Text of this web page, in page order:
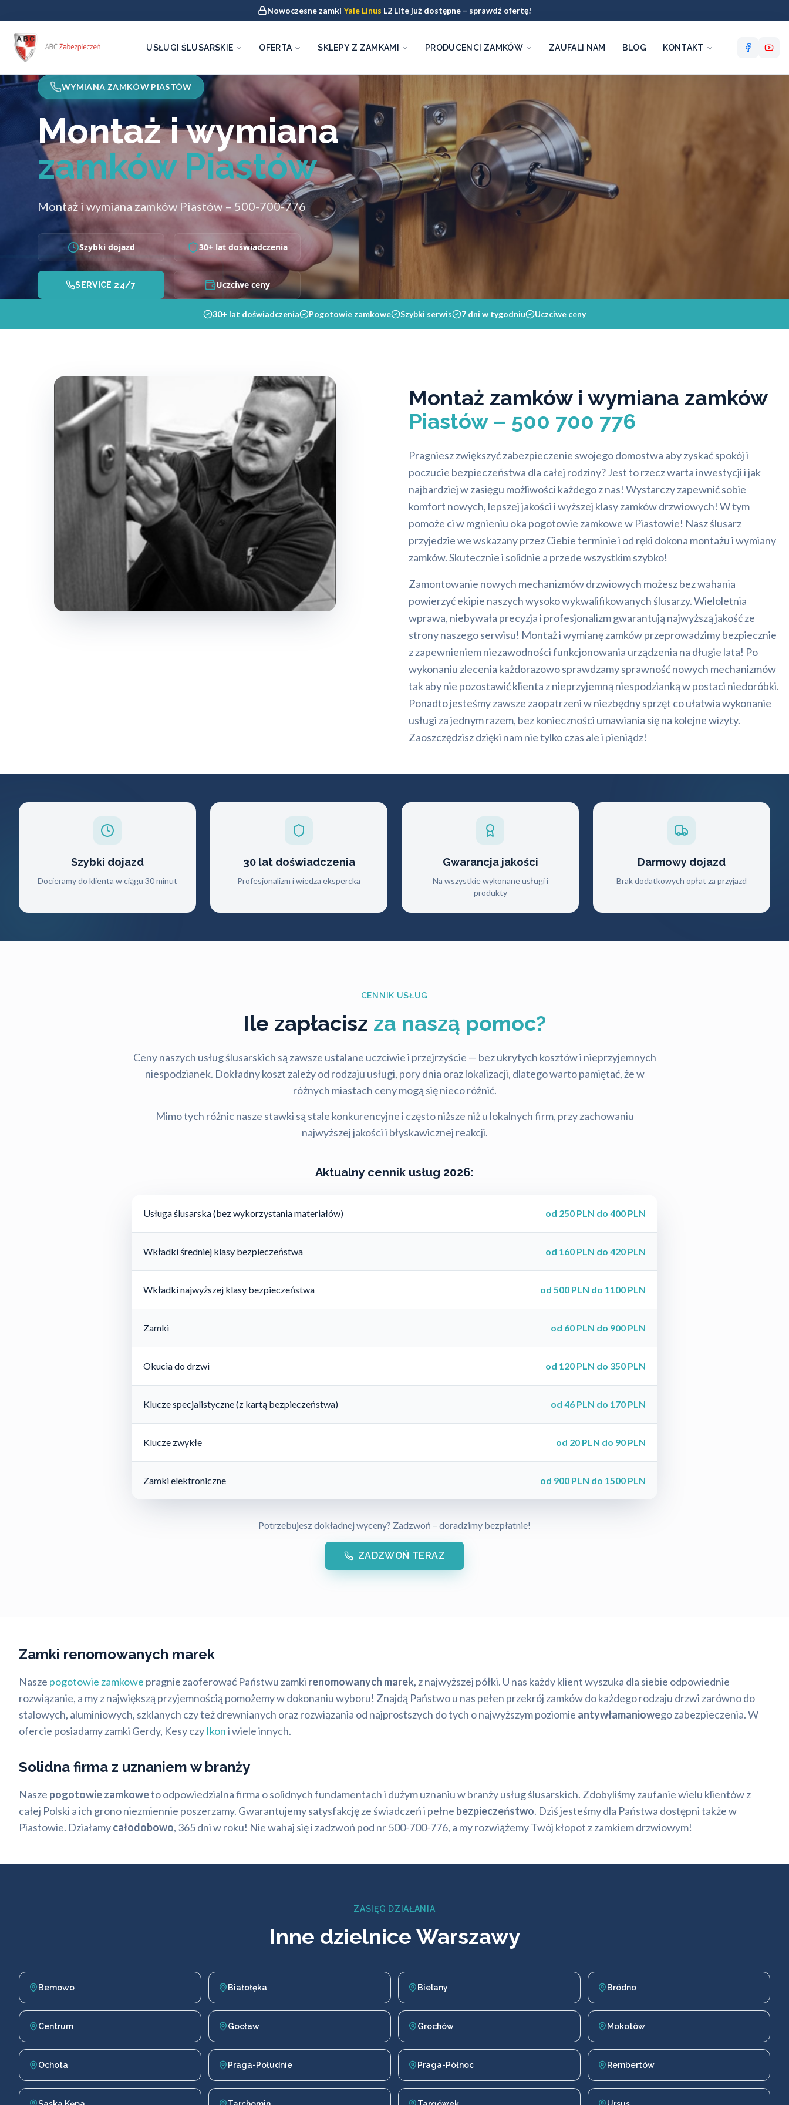
Nowoczesne zamki Yale Linus L2 Lite już dostępne – sprawdź ofertę!
USŁUGI ŚLUSARSKIE OFERTA SKLEPY Z ZAMKAMI PRODUCENCI ZAMKÓW ZAUFALI NAM BLOG KONTAKT
WYMIANA ZAMKÓW PIASTÓW
Montaż i wymiana
zamków Piastów
Montaż i wymiana zamków Piastów – 500-700-776
Szybki dojazd 30+ lat doświadczenia
SERVICE 24/7 Uczciwe ceny
30+ lat doświadczenia Pogotowie zamkowe Szybki serwis 7 dni w tygodniu Uczciwe ceny
Montaż zamków i wymiana zamków
Piastów – 500 700 776
Pragniesz zwiększyć zabezpieczenie swojego domostwa aby zyskać spokój i
poczucie bezpieczeństwa dla całej rodziny? Jest to rzecz warta inwestycji i jak
najbardziej w zasięgu możliwości każdego z nas! Wystarczy zapewnić sobie
komfort nowych, lepszej jakości i wyższej klasy zamków drzwiowych! W tym
pomoże ci w mgnieniu oka pogotowie zamkowe w Piastowie! Nasz ślusarz
przyjedzie we wskazany przez Ciebie terminie i od ręki dokona montażu i wymiany
zamków. Skutecznie i solidnie a przede wszystkim szybko!
Zamontowanie nowych mechanizmów drzwiowych możesz bez wahania
powierzyć ekipie naszych wysoko wykwalifikowanych ślusarzy. Wieloletnia
wprawa, niebywała precyzja i profesjonalizm gwarantują najwyższą jakość ze
strony naszego serwisu! Montaż i wymianę zamków przeprowadzimy bezpiecznie
z zapewnieniem niezawodności funkcjonowania urządzenia na długie lata! Po
wykonaniu zlecenia każdorazowo sprawdzamy sprawność nowych mechanizmów
tak aby nie pozostawić klienta z nieprzyjemną niespodzianką w postaci niedoróbki.
Ponadto jesteśmy zawsze zaopatrzeni w niezbędny sprzęt co ułatwia wykonanie
usługi za jednym razem, bez konieczności umawiania się na kolejne wizyty.
Zaoszczędzisz dzięki nam nie tylko czas ale i pieniądz!
Szybki dojazd
Docieramy do klienta w ciągu 30 minut
30 lat doświadczenia
Profesjonalizm i wiedza ekspercka
Gwarancja jakości
Na wszystkie wykonane usługi i
produkty
Darmowy dojazd
Brak dodatkowych opłat za przyjazd
CENNIK USŁUG
Ile zapłacisz za naszą pomoc?
Ceny naszych usług ślusarskich są zawsze ustalane uczciwie i przejrzyście — bez ukrytych kosztów i nieprzyjemnych
niespodzianek. Dokładny koszt zależy od rodzaju usługi, pory dnia oraz lokalizacji, dlatego warto pamiętać, że w
różnych miastach ceny mogą się nieco różnić.
Mimo tych różnic nasze stawki są stale konkurencyjne i często niższe niż u lokalnych firm, przy zachowaniu
najwyższej jakości i błyskawicznej reakcji.
Aktualny cennik usług 2026:
Usługa ślusarska (bez wykorzystania materiałów) od 250 PLN do 400 PLN
Wkładki średniej klasy bezpieczeństwa od 160 PLN do 420 PLN
Wkładki najwyższej klasy bezpieczeństwa od 500 PLN do 1100 PLN
Zamki od 60 PLN do 900 PLN
Okucia do drzwi od 120 PLN do 350 PLN
Klucze specjalistyczne (z kartą bezpieczeństwa) od 46 PLN do 170 PLN
Klucze zwykłe od 20 PLN do 90 PLN
Zamki elektroniczne od 900 PLN do 1500 PLN
Potrzebujesz dokładnej wyceny? Zadzwoń – doradzimy bezpłatnie!
ZADZWOŃ TERAZ
Zamki renomowanych marek
Nasze pogotowie zamkowe pragnie zaoferować Państwu zamki renomowanych marek, z najwyższej półki. U nas każdy klient wyszuka dla siebie odpowiednie
rozwiązanie, a my z największą przyjemnością pomożemy w dokonaniu wyboru! Znajdą Państwo u nas pełen przekrój zamków do każdego rodzaju drzwi zarówno do
stalowych, aluminiowych, szklanych czy też drewnianych oraz rozwiązania od najprostszych do tych o najwyższym poziomie antywłamaniowego zabezpieczenia. W
ofercie posiadamy zamki Gerdy, Kesy czy Ikoni wiele innych.
Solidna firma z uznaniem w branży
Nasze pogotowie zamkoweto odpowiedzialna firma o solidnych fundamentach i dużym uznaniu w branży usług ślusarskich. Zdobyliśmy zaufanie wielu klientów z
całej Polski a ich grono niezmiennie poszerzamy. Gwarantujemy satysfakcję ze świadczeń i pełne bezpieczeństwo. Dziś jesteśmy dla Państwa dostępni także w
Piastowie. Działamycałodobowo, 365 dni w roku! Nie wahaj się i zadzwoń pod nr 500-700-776, a my rozwiążemy Twój kłopot z zamkiem drzwiowym!
ZASIĘG DZIAŁANIA
Inne dzielnice Warszawy
Bemowo Białołęka Bielany Bródno
Centrum Gocław Grochów Mokotów
Ochota Praga-Południe Praga-Północ Rembertów